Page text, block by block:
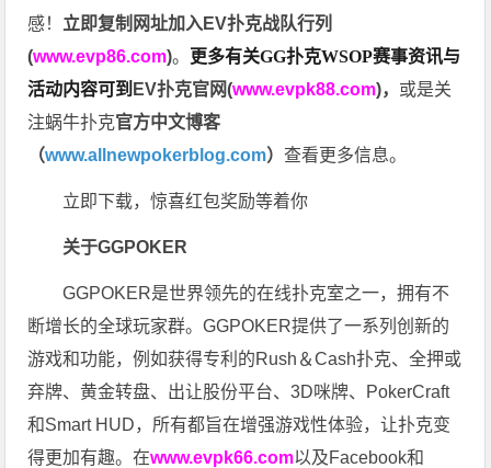
感！ 立即复制网址加入EV扑克战队行列
(www.evp86.com)。 更多有关GG扑克WSOP赛事资讯与
活动内容可到 EV扑克官网(www.evpk88.com)， 或是关
注蜗牛扑克官方中文博客
（www.allnewpokerblog.com）查看更多信息。
立即下载，惊喜红包奖励等着你
关于GGPOKER
GGPOKER是世界领先的在线扑克室之一，拥有不
断增长的全球玩家群。GGPOKER提供了一系列创新的
游戏和功能，例如获得专利的Rush＆Cash扑克、全押或
弃牌、黄金转盘、出让股份平台、3D咪牌、PokerCraft
和Smart HUD，所有都旨在增强游戏性体验，让扑克变
得更加有趣。在www.evpk66.com以及Facebook和